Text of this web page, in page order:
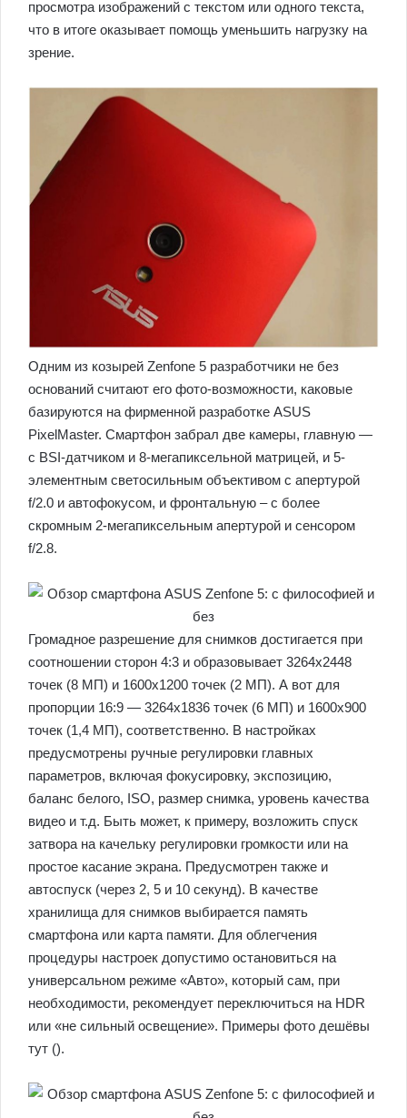
просмотра изображений с текстом или одного текста,
что в итоге оказывает помощь уменьшить нагрузку на
зрение.
Одним из козырей Zenfone 5 разработчики не без
оснований считают его фото-возможности, каковые
базируются на фирменной разработке ASUS
PixelMaster. Смартфон забрал две камеры, главную —
с BSI-датчиком и 8-мегапиксельной матрицей, и 5-
элементным светосильным объективом с апертурой
f/2.0 и автофокусом, и фронтальную – с более
скромным 2-мегапиксельным апертурой и сенсором
f/2.8.
Громадное разрешение для снимков достигается при
соотношении сторон 4:3 и образовывает 3264х2448
точек (8 МП) и 1600х1200 точек (2 МП). А вот для
пропорции 16:9 — 3264х1836 точек (6 МП) и 1600х900
точек (1,4 МП), соответственно. В настройках
предусмотрены ручные регулировки главных
параметров, включая фокусировку, экспозицию,
баланс белого, ISO, размер снимка, уровень качества
видео и т.д. Быть может, к примеру, возложить спуск
затвора на качельку регулировки громкости или на
простое касание экрана. Предусмотрен также и
автоспуск (через 2, 5 и 10 секунд). В качестве
хранилища для снимков выбирается память
смартфона или карта памяти. Для облегчения
процедуры настроек допустимо остановиться на
универсальном режиме «Авто», который сам, при
необходимости, рекомендует переключиться на HDR
или «не сильный освещение». Примеры фото дешёвы
тут ().